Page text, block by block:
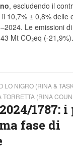
, escludendo il
10,7% ± 0,8% delle
Le emissioni
Mt CO₂eq (-21,9%).
LO NIGRO (RINA &
(RINA
1787:
fase di